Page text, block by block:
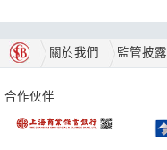
關於我們 監管披露
合作伙伴